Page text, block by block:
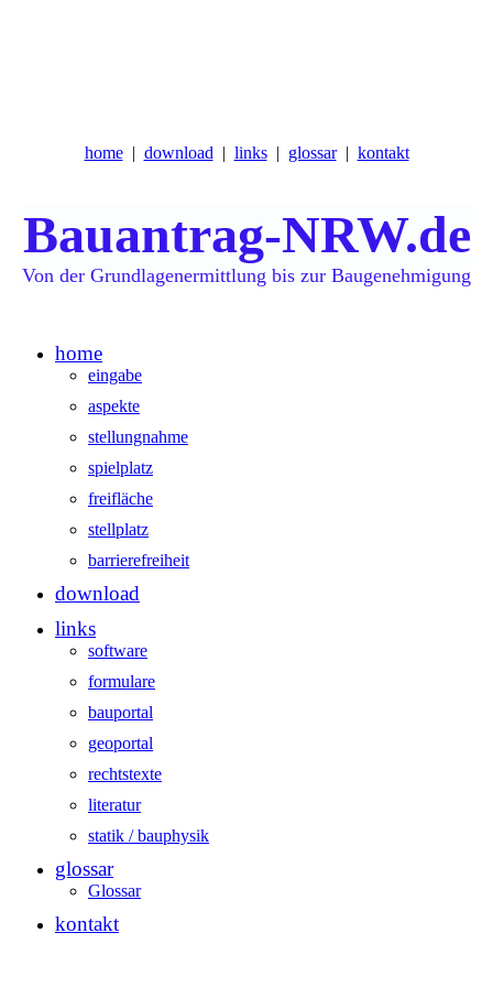
home download links glossar kontakt
Bauantrag-NRW.de
Von der Grundlagenermittlung bis zur Baugenehmigung
home
eingabe
aspekte
stellungnahme
spielplatz
freifläche
stellplatz
barrierefreiheit
download
links
software
formulare
bauportal
geoportal
rechtstexte
literatur
statik / bauphysik
glossar
Glossar
kontakt